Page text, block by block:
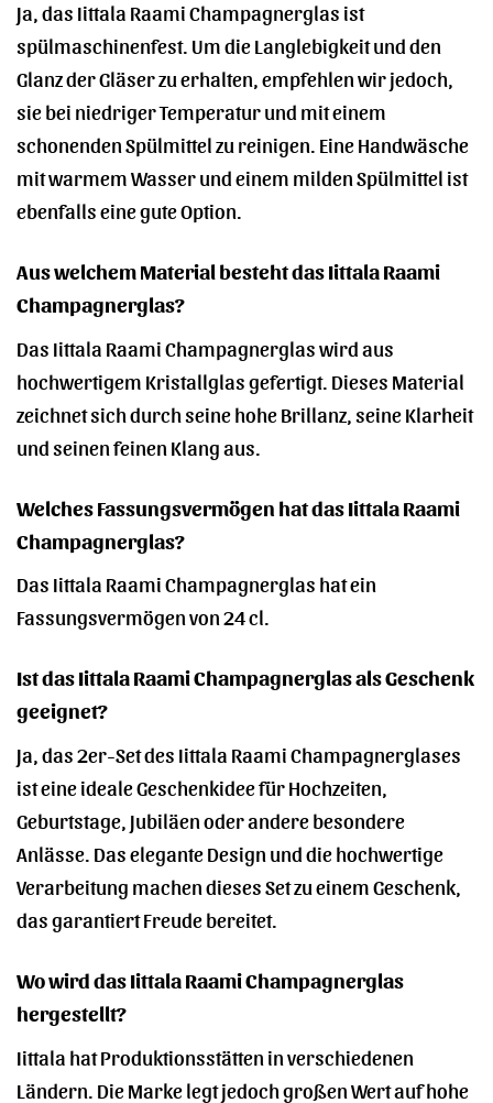
Ja, das Iittala Raami Champagnerglas ist
spülmaschinenfest. Um die Langlebigkeit und den
Glanz der Gläser zu erhalten, empfehlen wir jedoch,
sie bei niedriger Temperatur und mit einem
schonenden Spülmittel zu reinigen. Eine Handwäsche
mit warmem Wasser und einem milden Spülmittel ist
ebenfalls eine gute Option.
Aus welchem Material besteht das Iittala Raami
Champagnerglas?
Das Iittala Raami Champagnerglas wird aus
hochwertigem Kristallglas gefertigt. Dieses Material
zeichnet sich durch seine hohe Brillanz, seine Klarheit
und seinen feinen Klang aus.
Welches Fassungsvermögen hat das Iittala Raami
Champagnerglas?
Das Iittala Raami Champagnerglas hat ein
Fassungsvermögen von 24 cl.
Ist das Iittala Raami Champagnerglas als Geschenk
geeignet?
Ja, das 2er-Set des Iittala Raami Champagnerglases
ist eine ideale Geschenkidee für Hochzeiten,
Geburtstage, Jubiläen oder andere besondere
Anlässe. Das elegante Design und die hochwertige
Verarbeitung machen dieses Set zu einem Geschenk,
das garantiert Freude bereitet.
Wo wird das Iittala Raami Champagnerglas
hergestellt?
Iittala hat Produktionsstätten in verschiedenen
Ländern. Die Marke legt jedoch großen Wert auf hohe